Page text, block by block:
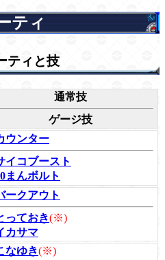
ティ
ティと技
通常技
ゲージ技
ウンター
イコブースト
まんボルト
ークアウト
っておき(※)
カサマ
なゆき(※)